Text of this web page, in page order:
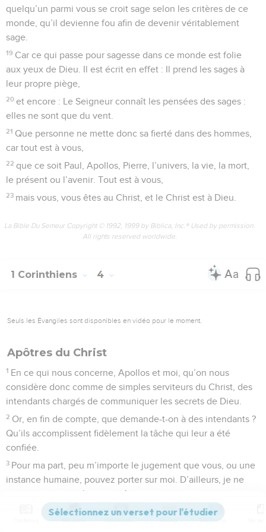
quelqu’un parmi vous se croit sage selon les critères de ce
monde, qu’il devienne fou afin de devenir véritablement
sage.
19 Car ce qui passe pour sagesse dans ce monde est folie
aux yeux de Dieu. Il est écrit en effet : Il prend les sages à
leur propre piège,
20 et encore : Le Seigneur connaît les pensées des sages :
elles ne sont que du vent.
21 Que personne ne mette donc sa fierté dans des hommes,
car tout est à vous,
22 que ce soit Paul, Apollos, Pierre, l’univers, la vie, la mort,
le présent ou l’avenir. Tout est à vous,
23 mais vous, vous êtes au Christ, et le Christ est à Dieu.
La Bible Du Semeur Copyright © 1992, 1999 by Biblica, Inc.® Used by permission.
All rights reserved worldwide.
1 Corinthiens 4
Seuls les Évangiles sont disponibles en vidéo pour le moment.
Apôtres du Christ
1 En ce qui nous concerne, Apollos et moi, qu’on nous
considère donc comme de simples serviteurs du Christ, des
intendants chargés de communiquer les secrets de Dieu.
2 Or, en fin de compte, que demande-t-on à des intendants ?
Qu’ils accomplissent fidèlement la tâche qui leur a été
confiée.
3 Pour ma part, peu m’importe le jugement que vous, ou une
instance humaine, pouvez porter sur moi. D’ailleurs, je ne
me juge pas non plus moi-même.
Car, bien que je n’aie rien à me reprocher, ce n’est pas cela
Versions Commentaires Strong